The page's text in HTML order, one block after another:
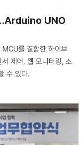
UNO
를 결합한 하이브
제어, 웹 모니터링, 소
수 있다.